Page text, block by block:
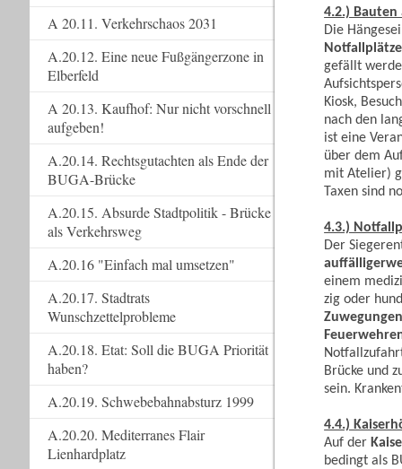
4.2.)
Die
gefällt
Kiosk,
nach den
ist eine
über dem
mit Atelier)
Taxen sind
4.3.)
Der
einem
zig oder
Brücke und
sein.
4.4.)
Auf der
bedingt als
A 20.11. Verkehrschaos 2031
A.20.12. Eine neue Fußgängerzone in
Elberfeld
A 20.13. Kaufhof: Nur nicht vorschnell
aufgeben!
A.20.14. Rechtsgutachten als Ende der
BUGA-Brücke
A.20.15. Absurde Stadtpolitik - Brücke
als Verkehrsweg
A.20.16 "Einfach mal umsetzen"
A.20.17. Stadtrats
Wunschzettelprobleme
A.20.18. Etat: Soll die BUGA Priorität
haben?
A.20.19. Schwebebahnabsturz 1999
A.20.20. Mediterranes Flair
Lienhardplatz